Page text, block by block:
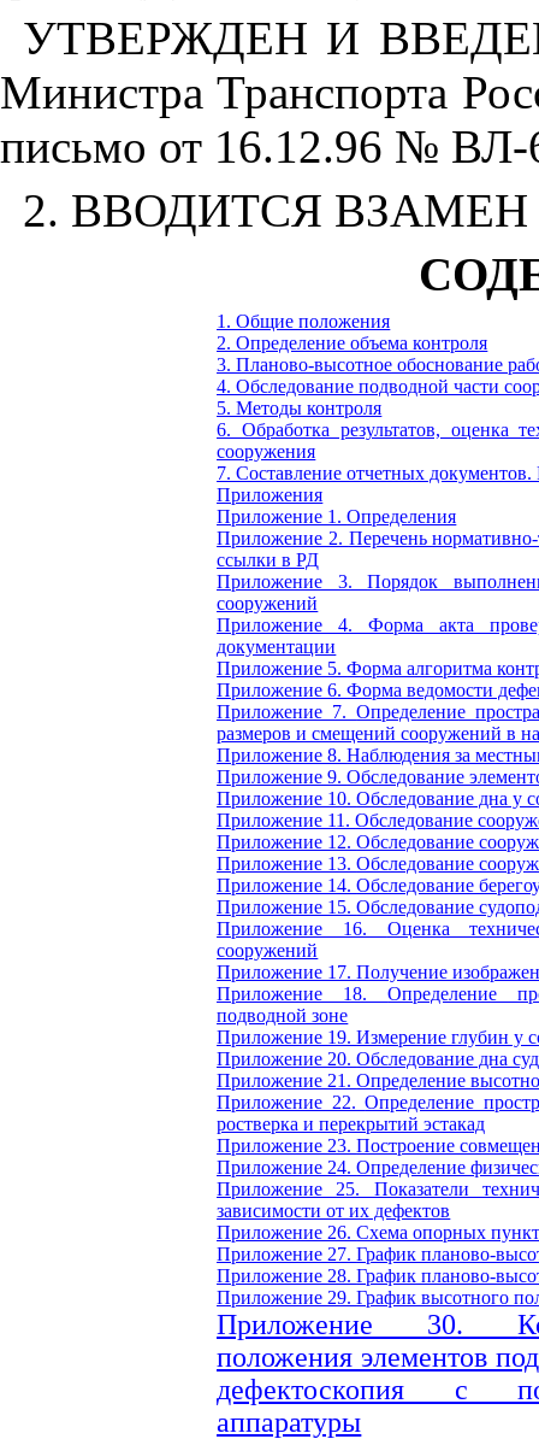
УТВЕРЖДЕН И
Министра Транспорта
письмо от 16.12.96 № ВЛ-
2. ВВОДИТСЯ ВЗАМЕН
1. Общие положения
2. Определение объема контроля
3. Планово-высотное обоснование
4. Обследование подводной части
5. Методы контроля
6. Обработка результатов, оценка
сооружения
7. Составление отчетных документов.
Приложения
Приложение 1.Определения
Приложение 2. Перечень
ссылки в РД
Приложение 3.Порядок
сооружений
Приложение 4.Форма акта
документации
Приложение 5.Форма алгоритма
Приложение 6.Форма ведомости
Приложение 7.Определение
размеров и смещений сооружений в
Приложение 8.Наблюдения за
Приложение 9.Обследование
Приложение 10.Обследование дна у
Приложение 11.Обследование
Приложение 12.Обследование
Приложение 13.Обследование
Приложение 14.Обследование
Приложение 15.Обследование
Приложение 16. Оценка
сооружений
Приложение 17.Получение
Приложение 18.Определение
подводной зоне
Приложение 19.Измерение глубин у
Приложение 20.Обследование дна
Приложение 21.Определение
Приложение 22.Определение
ростверка и перекрытий эстакад
Приложение 23.Построение
Приложение 24.Определение
Приложение 25. Показатели
зависимости от их дефектов
Приложение 26.Схема опорных
Приложение 27.График планово-
Приложение 28.График планово-
Приложение 29.График высотного
Приложение 30.
положения элементов
дефектоскопия с
аппаратуры